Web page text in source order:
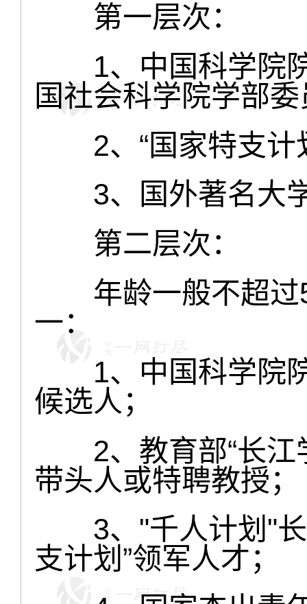
第一层次：
1、中国科学院院
国社会科学院学部
2、“国家特支计
3、国外著名大
第二层次：
年龄一般不超过
一：
1、中国科学院院
候选人；
2、教育部“长江
带头人或特聘教授；
3、"千人计划"长
支计划”领军人才；